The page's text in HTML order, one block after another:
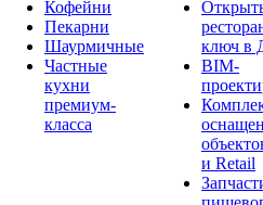
Кофейни
Пекарни
Шаурмичные
Частные
кухни
премиум-
класса
ключ в
BIM-
и Retail